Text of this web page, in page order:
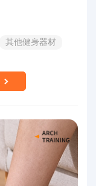
其他健身器材